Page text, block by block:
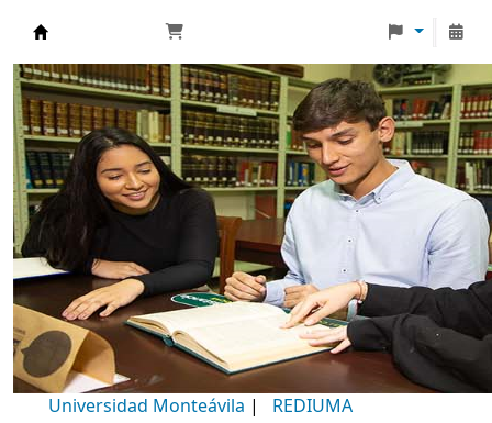
Biblioteca Universidad Monteávila
Universidad Monteávila | REDIUMA